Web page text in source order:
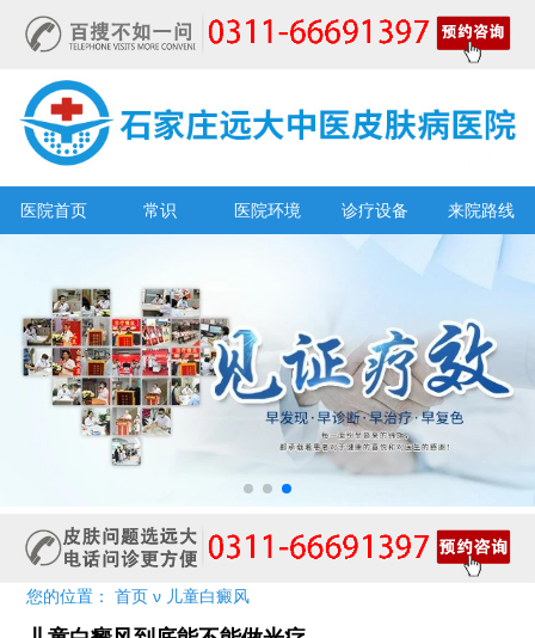
医院首页 常识 医院环境 诊疗设备 来院路线
您的位置：首页 ν 儿童白癜风